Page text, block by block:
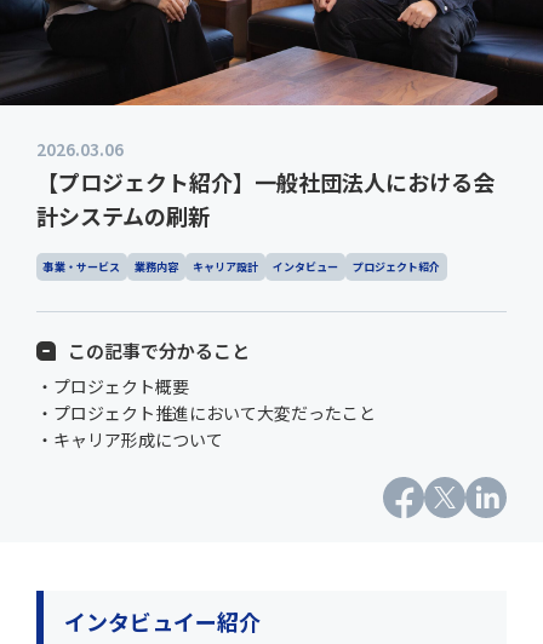
2026.03.06
【プロジェクト紹介】一般社団法人における会
計システムの刷新
事業・サービス 業務内容 キャリア設計 インタビュー プロジェクト紹介
この記事で分かること
・プロジェクト概要
・プロジェクト推進において大変だったこと
・キャリア形成について
インタビュイー紹介